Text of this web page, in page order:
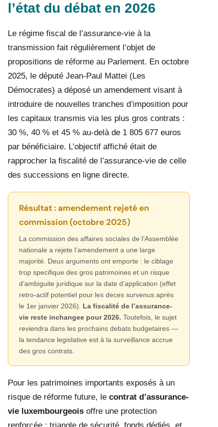
l’état du débat en 2026
Le régime fiscal de l’assurance-vie à la
transmission fait régulièrement l’objet de
propositions de réforme au Parlement. En octobre
2025, le député Jean-Paul Mattei (Les
Démocrates) a déposé un amendement visant à
introduire de nouvelles tranches d’imposition pour
les capitaux transmis via les plus gros contrats :
30 %, 40 % et 45 % au-delà de 1 805 677 euros
par bénéficiaire. L’objectif affiché était de
rapprocher la fiscalité de l’assurance-vie de celle
des successions en ligne directe.
Résultat : amendement rejeté en
commission (octobre 2025)
La commission des affaires sociales de l’Assemblée
nationale a rejete l’amendement a une large
majorité. Deux arguments ont emporte : le ciblage
trop specifique des gros patrimoines et un risque
d’ambiguite juridique sur la date d’application (effet
retro-actif potentiel pour les deces survenus après
le 1er janvier 2026). La fiscalité de l’assurance-
vie reste inchangee pour 2026. Toutefois, le sujet
reviendra dans les prochains debats budgetaires —
la tendance legislative est à la surveillance accrue
des gros contrats.
Pour les patrimoines importants exposés à un
risque de réforme future, le contrat d’assurance-
vie luxembourgeois offre une protection